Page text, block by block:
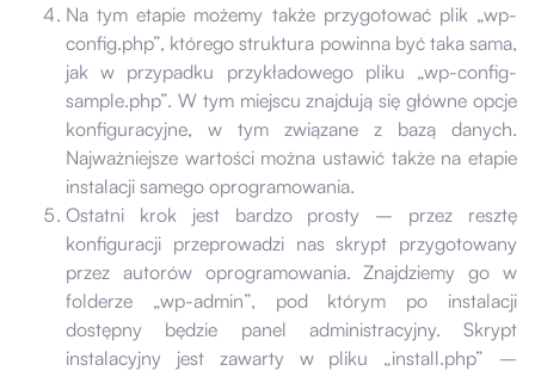
Na tym etapie możemy także przygotować plik „wp-
config.php”, którego struktura powinna być taka sama,
jak w przypadku przykładowego pliku „wp-config-
sample.php”. W tym miejscu znajdują się główne opcje
konfiguracyjne, w tym związane z bazą danych.
Najważniejsze wartości można ustawić także na etapie
instalacji samego oprogramowania.
Ostatni krok jest bardzo prosty – przez resztę
konfiguracji przeprowadzi nas skrypt przygotowany
przez autorów oprogramowania. Znajdziemy go w
folderze „wp-admin”, pod którym po instalacji
dostępny będzie panel administracyjny. Skrypt
instalacyjny jest zawarty w pliku „install.php” –